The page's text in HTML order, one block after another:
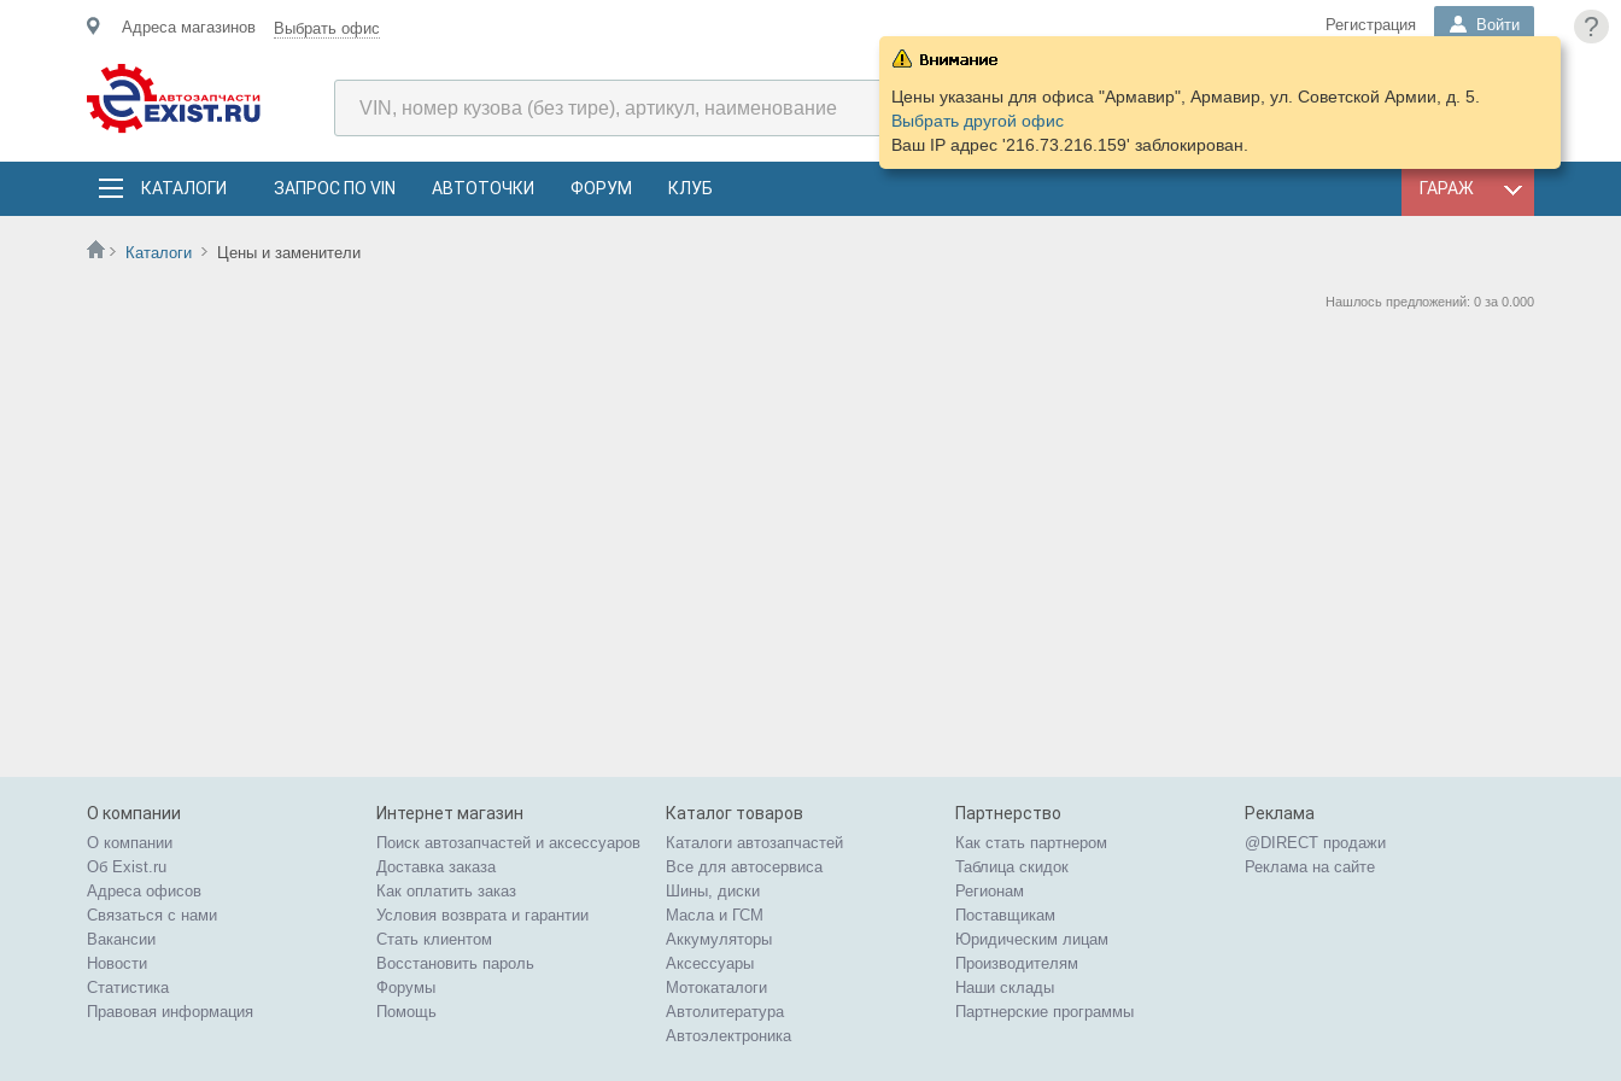
?
Адреса магазинов Выбрать офис Регистрация Войти
КОРЗИНА
ПОДОБРАТЬ
КАТАЛОГИ ЗАПРОС ПО VIN АВТОТОЧКИ ФОРУМ КЛУБ ГАРАЖ
Каталоги Цены и заменители
Цены указаны для офиса "Армавир", Армавир, ул. Советской Армии, д. 5.
Выбрать другой офис
Ваш IP адрес '216.73.216.159' заблокирован.
Нашлось предложений: 0 за 0.000
О компании
О компании
Об Exist.ru
Адреса офисов
Связаться с нами
Вакансии
Новости
Статистика
Правовая информация
Интернет магазин
Поиск автозапчастей и аксессуаров
Доставка заказа
Как оплатить заказ
Условия возврата и гарантии
Стать клиентом
Восстановить пароль
Форумы
Помощь
Каталог товаров
Каталоги автозапчастей
Все для автосервиса
Шины, диски
Масла и ГСМ
Аккумуляторы
Аксессуары
Мотокаталоги
Автолитература
Автоэлектроника
Партнерство
Как стать партнером
Таблица скидок
Регионам
Поставщикам
Юридическим лицам
Производителям
Наши склады
Партнерские программы
Реклама
@DIRECT продажи
Реклама на сайте